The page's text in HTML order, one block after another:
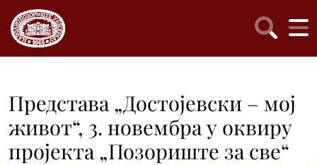
Представа „Достојевски – мој
живот“, 3. новембра у оквиру
пројекта „Позориште за све“